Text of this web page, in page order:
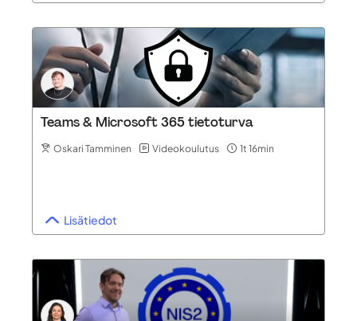
Teams & Microsoft 365 tietoturva
Oskari Tamminen Videokoulutus 1t 16min
Lisätiedot